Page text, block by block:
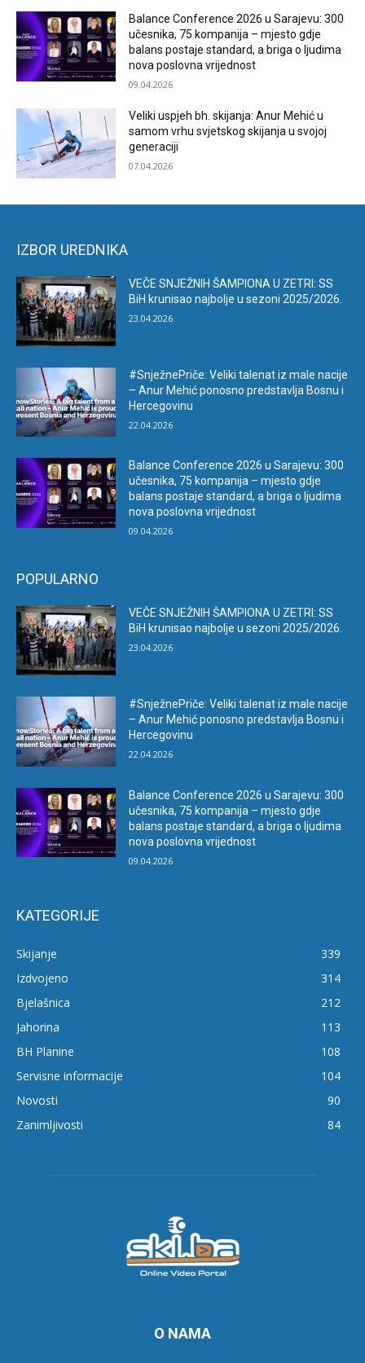
Balance Conference 2026 u Sarajevu: 300
učesnika, 75 kompanija – mjesto gdje
balans postaje standard, a briga o ljudima
nova poslovna vrijednost
09.04.2026
Veliki uspjeh bh. skijanja: Anur Mehić u
samom vrhu svjetskog skijanja u svojoj
generaciji
07.04.2026
IZBOR UREDNIKA
VEČE SNJEŽNIH ŠAMPIONA U ZETRI: SS
BiH krunisao najbolje u sezoni 2025/2026.
23.04.2026
#SnježnePriče: Veliki talenat iz male nacije
– Anur Mehić ponosno predstavlja Bosnu i
Hercegovinu
22.04.2026
Balance Conference 2026 u Sarajevu: 300
učesnika, 75 kompanija – mjesto gdje
balans postaje standard, a briga o ljudima
nova poslovna vrijednost
09.04.2026
POPULARNO
VEČE SNJEŽNIH ŠAMPIONA U ZETRI: SS
BiH krunisao najbolje u sezoni 2025/2026.
23.04.2026
#SnježnePriče: Veliki talenat iz male nacije
– Anur Mehić ponosno predstavlja Bosnu i
Hercegovinu
22.04.2026
Balance Conference 2026 u Sarajevu: 300
učesnika, 75 kompanija – mjesto gdje
balans postaje standard, a briga o ljudima
nova poslovna vrijednost
09.04.2026
KATEGORIJE
Skijanje
339
Izdvojeno
314
Bjelašnica
212
Jahorina
113
BH Planine
108
Servisne informacije
104
Novosti
90
Zanimljivosti
84
O NAMA